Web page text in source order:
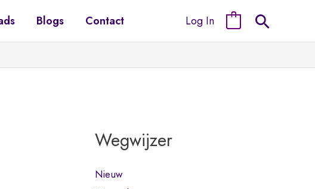
Blogs Contact Log In
Wegwijzer
Nieuw